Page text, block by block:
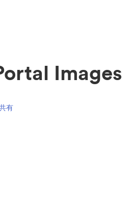
Images
有